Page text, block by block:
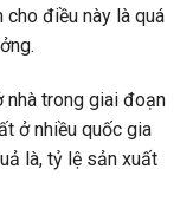
cho điều này là quá
nhà trong giai đoạn
ở nhiều quốc gia
là, tỷ lệ sản xuất